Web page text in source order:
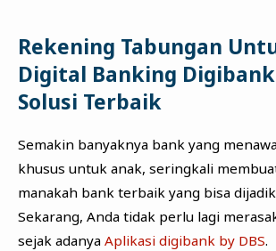
Rekening Tabungan
Digital Banking Digibank
Solusi Terbaik
Semakin banyaknya bank yang
khusus untuk anak, seringkali
manakah bank terbaik yang bisa
Sekarang, Anda tidak perlu lagi
sejak adanya Aplikasi digibank by DBS.